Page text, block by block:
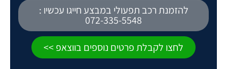
להזמנת רכב תפעולי במבצע חייגו עכשיו :
072-335-5548
לחצו לקבלת פרטים נוספים בווצאפ >>